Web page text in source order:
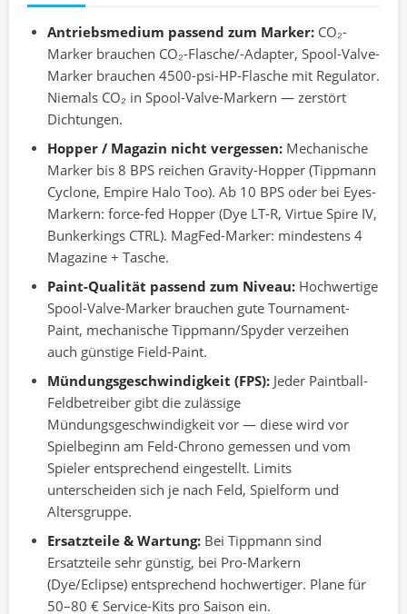
Antriebsmedium passend zum Marker: CO₂-
Marker brauchen CO₂-Flasche/-Adapter, Spool-Valve-
Marker brauchen 4500-psi-HP-Flasche mit Regulator.
Niemals CO₂ in Spool-Valve-Markern — zerstört
Dichtungen.
Hopper / Magazin nicht vergessen: Mechanische
Marker bis 8 BPS reichen Gravity-Hopper (Tippmann
Cyclone, Empire Halo Too). Ab 10 BPS oder bei Eyes-
Markern: force-fed Hopper (Dye LT-R, Virtue Spire IV,
Bunkerkings CTRL). MagFed-Marker: mindestens 4
Magazine + Tasche.
Paint-Qualität passend zum Niveau: Hochwertige
Spool-Valve-Marker brauchen gute Tournament-
Paint, mechanische Tippmann/Spyder verzeihen
auch günstige Field-Paint.
Mündungsgeschwindigkeit (FPS): Jeder Paintball-
Feldbetreiber gibt die zulässige
Mündungsgeschwindigkeit vor — diese wird vor
Spielbeginn am Feld-Chrono gemessen und vom
Spieler entsprechend eingestellt. Limits
unterscheiden sich je nach Feld, Spielform und
Altersgruppe.
Ersatzteile & Wartung: Bei Tippmann sind
Ersatzteile sehr günstig, bei Pro-Markern
(Dye/Eclipse) entsprechend hochwertiger. Plane für
50–80 € Service-Kits pro Saison ein.